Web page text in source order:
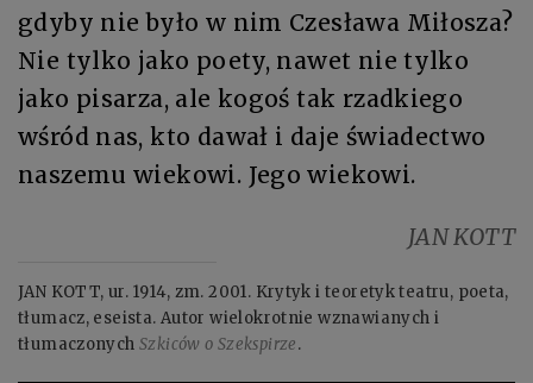
gdyby nie było w nim Czesława Miłosza?
Nie tylko jako poety, nawet nie tylko
jako pisarza, ale kogoś tak rzadkiego
wśród nas, kto dawał i daje świadectwo
naszemu wiekowi. Jego wiekowi.
JAN KOTT
JAN KOTT, ur. 1914, zm. 2001. Krytyk i teoretyk teatru, poeta,
tłumacz, eseista. Autor wielokrotnie wznawianych i
tłumaczonych Szkiców o Szekspirze.